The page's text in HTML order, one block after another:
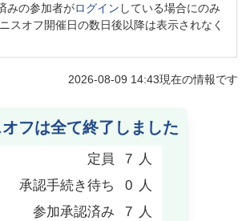
みの参加者がログイン している場合にのみ
スオフ開催日の数日後以降は表示されなく
2026-08-09 14:43現在の情報です
フは全て終了しました
定員 7 人
承認手続き待ち 0 人
参加承認済み 7 人